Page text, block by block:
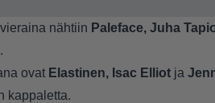
nähtiin Paleface, Juha
.
ovat Elastinen, Isac Elliot ja
kappaletta.